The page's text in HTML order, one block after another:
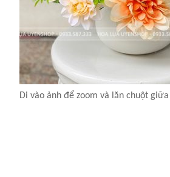
Di vào ảnh để zoom và lăn chuột